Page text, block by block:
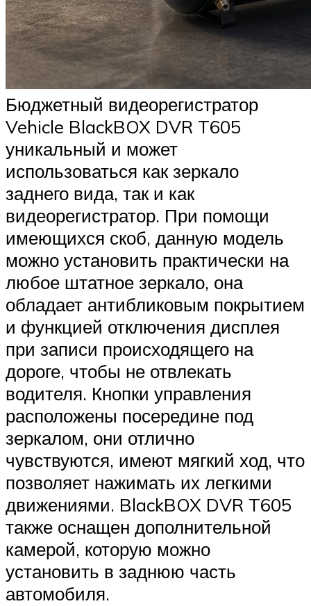
Бюджетный видеорегистратор
Vehicle BlackBOX DVR T605
уникальный и может
использоваться как зеркало
заднего вида, так и как
видеорегистратор. При помощи
имеющихся скоб, данную модель
можно установить практически на
любое штатное зеркало, она
обладает антибликовым покрытием
и функцией отключения дисплея
при записи происходящего на
дороге, чтобы не отвлекать
водителя. Кнопки управления
расположены посередине под
зеркалом, они отлично
чувствуются, имеют мягкий ход, что
позволяет нажимать их легкими
движениями. BlackBOX DVR T605
также оснащен дополнительной
камерой, которую можно
установить в заднюю часть
автомобиля.